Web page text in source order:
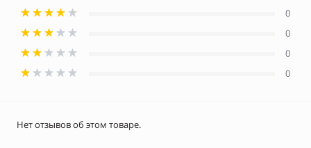
0
0
0
0
Нет отзывов об этом товаре.